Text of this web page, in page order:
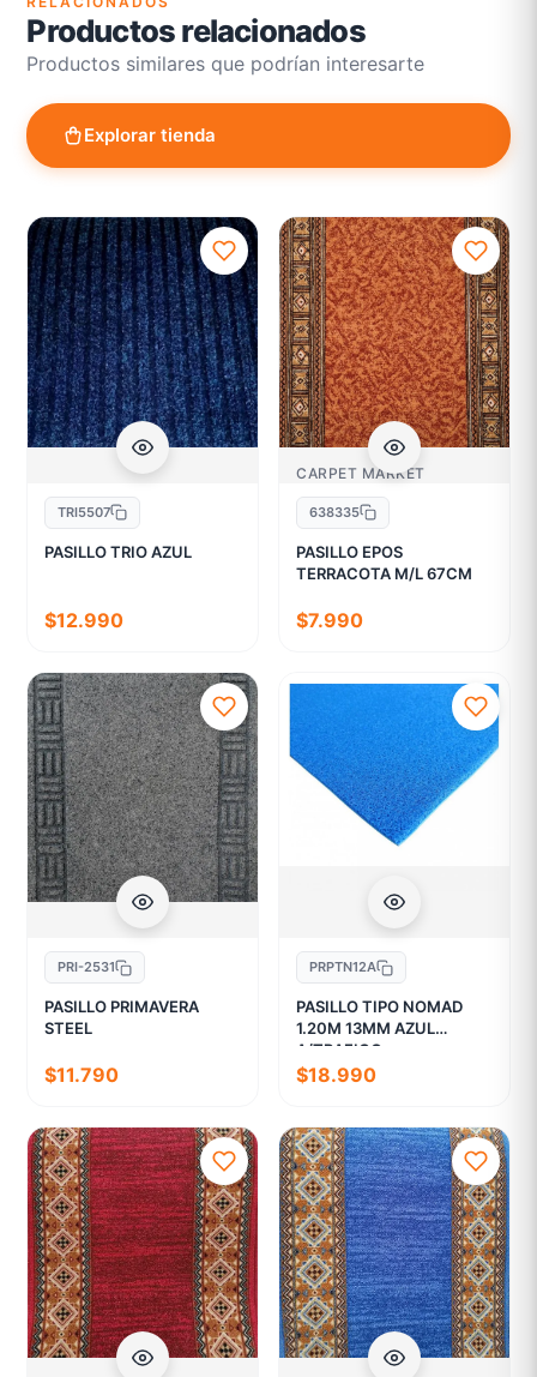
Productos relacionados
Productos similares que podrían interesarte
Explorar tienda
TRI5507
PASILLO TRIO AZUL
$12.990
CARPET MARKET
638335
PASILLO EPOS
TERRACOTA M/L 67CM
$7.990
PRI-2531
PASILLO PRIMAVERA
STEEL
$11.790
PRPTN12A
PASILLO TIPO NOMAD
1.20M 13MM AZUL
A/TRAFICO
$18.990